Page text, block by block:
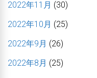
2022年11月 (30)
2022年10月 (25)
2022年9月 (26)
2022年8月 (25)